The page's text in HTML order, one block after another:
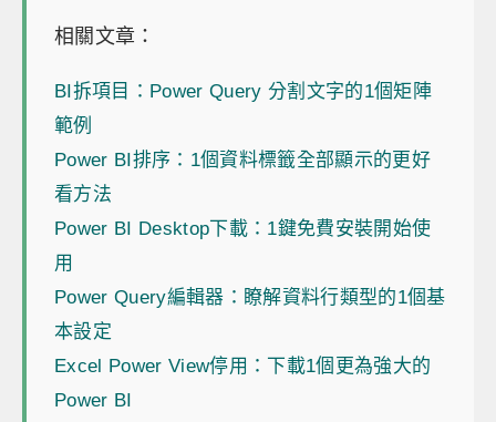
相關文章：
BI拆項目：Power Query 分割文字的1個矩陣
範例
Power BI排序：1個資料標籤全部顯示的更好
看方法
Power BI Desktop下載：1鍵免費安裝開始使
用
Power Query編輯器：瞭解資料行類型的1個基
本設定
Excel Power View停用：下載1個更為強大的
Power BI